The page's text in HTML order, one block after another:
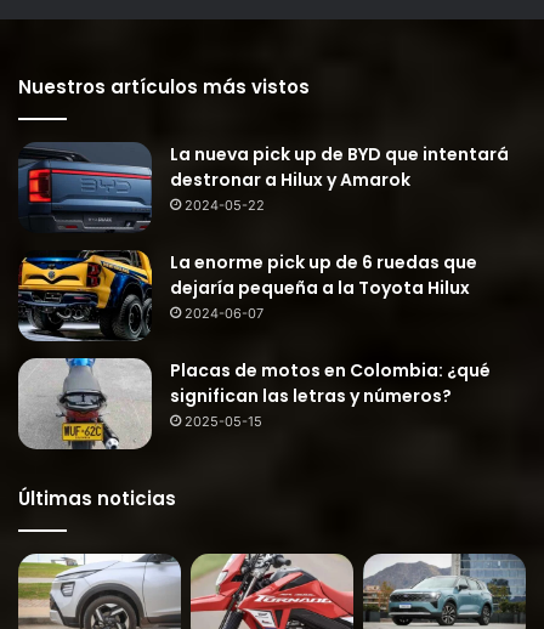
Nuestros artículos más vistos
La nueva pick up de BYD que intentará
destronar a Hilux y Amarok
2024-05-22
La enorme pick up de 6 ruedas que
dejaría pequeña a la Toyota Hilux
2024-06-07
Placas de motos en Colombia: ¿qué
significan las letras y números?
2025-05-15
Últimas noticias